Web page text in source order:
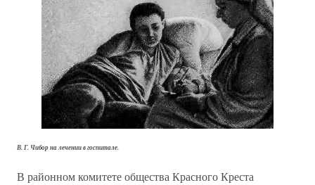
В. Г. Чибор на лечении в госпитале.
В районном комитете общества Красного Креста